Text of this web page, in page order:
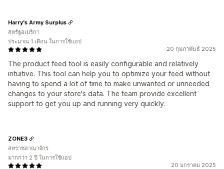
20 กุมภาพันธ์ 2025
The product feed tool is easily configurable and relatively
intuitive. This tool can help you to optimize your feed without
having to spend a lot of time to make unwanted or unneeded
changes to your store's data. The team provide excellent
support to get you up and running very quickly.
Harry's Army Surplus
สหรัฐอเมริกา
ประมาณ 1 เดือน ในการใช้แอป
20 มกราคม 2025
ZONE3
สหราชอาณาจักร
มากกว่า 2 ปี ในการใช้แอป